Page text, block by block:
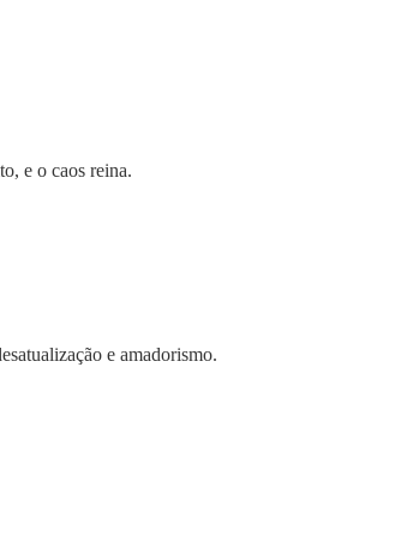
e o caos reina.
e amadorismo.